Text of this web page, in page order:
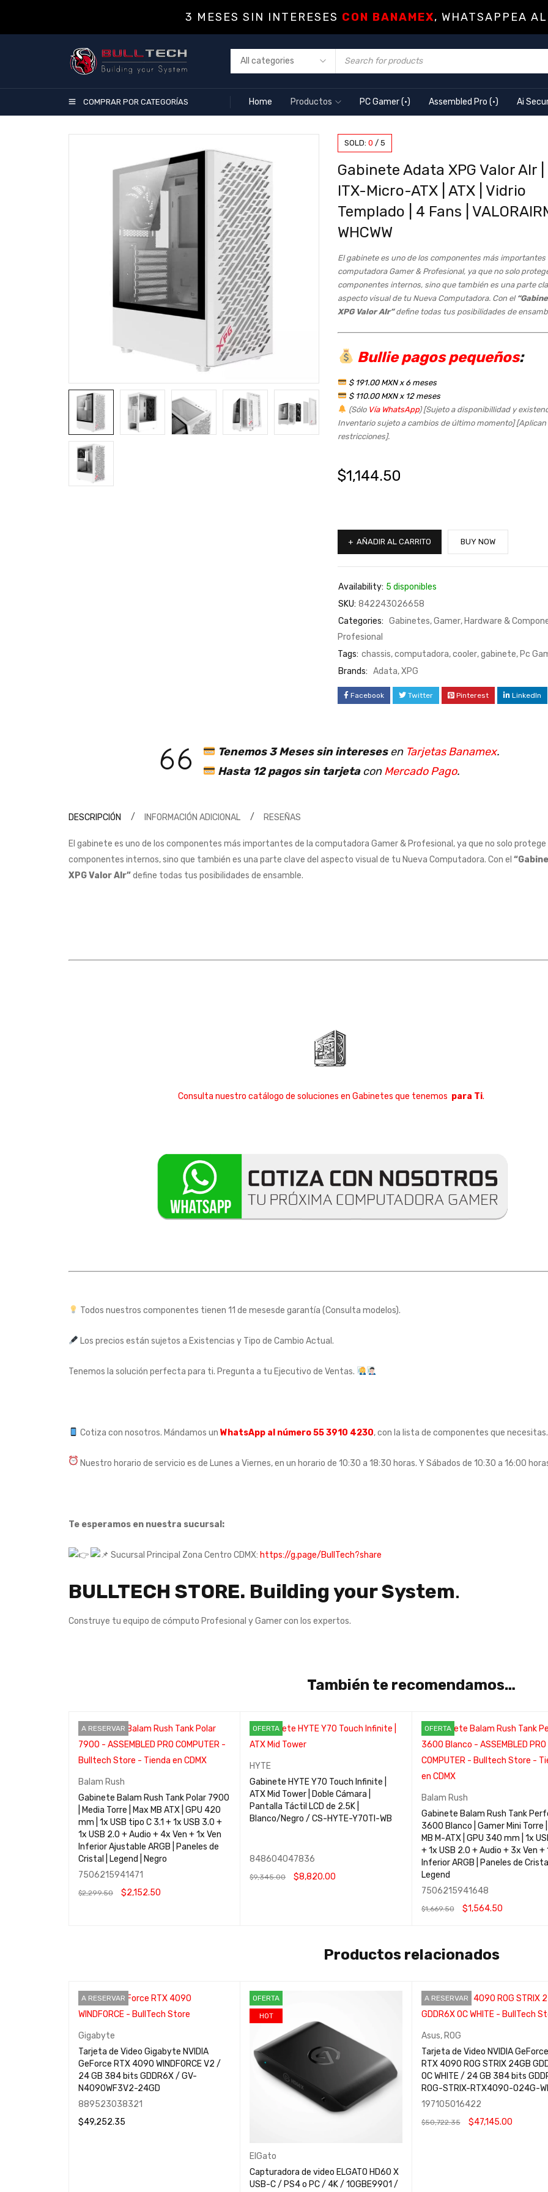
3 MESES SIN INTERESES CON BANAMEX, WHATSAPPEA
COMPRAR POR CATEGORÍAS Home Productos PC Gamer (·) Assembled Pro (·) Ai
SOLD: 0 / 5
Gabinete Adata XPG Valor AIr
ITX-Micro-ATX | ATX | Vidrio
Templado | 4 Fans |
WHCWW
El gabinete es uno de los componentes más importantes
computadora Gamer & Profesional, ya que no solo
componentes internos, sino que también es una parte
aspecto visual de tu Nueva Computadora. Con el
XPG Valor AIr”define todas tus posibilidades de
Bullie pagos pequeños:
$ 191.00 MXN x 6 meses
$ 110.00 MXN x 12 meses
(Sólo Vía WhatsApp) [Sujeto a disponibillidad y
Inventario sujeto a cambios de último momento] [Aplican
restricciones].
$1,144.50
AÑADIR AL CARRITO BUY NOW
Availability: 5 disponibles
SKU: 842243026658
Categories: Gabinetes,Gamer, Hardware &
Profesional
Tags: chassis,computadora,cooler,gabinete, Pc
Brands: Adata,XPG
Facebook Twitter Pinterest LinkedIn
Tenemos 3 Meses sin interesesen Tarjetas Banamex.
Hasta 12 pagos sin tarjetaconMercado Pago.
DESCRIPCIÓN INFORMACIÓN ADICIONAL RESEÑAS
El gabinete es uno de los componentes más importantes de la computadora Gamer & Profesional, ya que no solo protege
componentes internos, sino que también es una parte clave del aspecto visual de tu Nueva Computadora. Con el
XPG Valor AIr”define todas tus posibilidades de ensamble.
Consulta nuestro catálogo de soluciones en Gabinetes que tenemos para Ti.
Todos nuestros componentes tienen 11 de mesesde garantía (Consulta modelos).
Los precios están sujetos a Existencias y Tipo de Cambio Actual.
Tenemos la solución perfecta para ti. Pregunta a tu Ejecutivo de Ventas.
Cotiza con nosotros. Mándamos un WhatsApp al número 55 3910 4230, con la lista de componentes que necesitas.
Nuestro horario de servicio es de Lunes a Viernes, en un horario de 10:30 a 18:30 horas. Y Sábados de 10:30 a 16:00
Te esperamos en nuestra sucursal:
Sucursal Principal Zona Centro CDMX: https://g.page/BullTech?share
BULLTECH STORE. Building your System.
Construye tu equipo de cómputo Profesional y Gamer con los expertos.
También te recomendamos…
A RESERVAR
Balam Rush
Gabinete Balam Rush Tank Polar 7900
| Media Torre | Max MB ATX | GPU 420
mm | 1x USB tipo C 3.1 + 1x USB 3.0 +
1x USB 2.0 + Audio + 4x Ven + 1x Ven
Inferior Ajustable ARGB | Paneles de
Cristal | Legend | Negro
7506215941471
$2,299.50 $2,152.50
OFERTA
HYTE
Gabinete HYTE Y70 Touch Infinite |
ATX Mid Tower | Doble Cámara |
Pantalla Táctil LCD de 2.5K |
Blanco/Negro / CS-HYTE-Y70TI-WB
848604047836
$9,345.00 $8,820.00
OFERTA
Balam Rush
Gabinete Balam Rush Tank
3600 Blanco | Gamer Mini Torre
MB M-ATX | GPU 340 mm | 1x
+ 1x USB 2.0 + Audio + 3x Ven +
Inferior ARGB | Paneles de
Legend
7506215941648
$1,669.50 $1,564.50
Productos relacionados
A RESERVAR
Gigabyte
Tarjeta de Video Gigabyte NVIDIA
GeForce RTX 4090 WINDFORCE V2 /
24 GB 384 bits GDDR6X / GV-
N4090WF3V2-24GD
889523038321
$49,252.35
OFERTA
HOT
ElGato
Capturadora de video ELGATO HD60 X
USB-C / PS4 o PC / 4K / 10GBE9901 /
A RESERVAR
Asus, ROG
Tarjeta de Video NVIDIA
RTX 4090 ROG STRIX 24GB
OC WHITE / 24 GB 384 bits
ROG-STRIX-RTX4090-O24G-
197105016422
$50,722.35 $47,145.00